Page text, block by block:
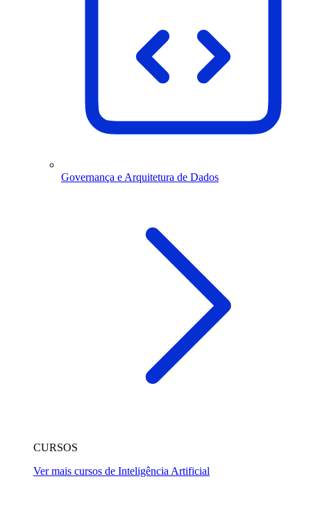
Governança e Arquitetura de Dados
CURSOS
Ver mais cursos de Inteligência Artificial